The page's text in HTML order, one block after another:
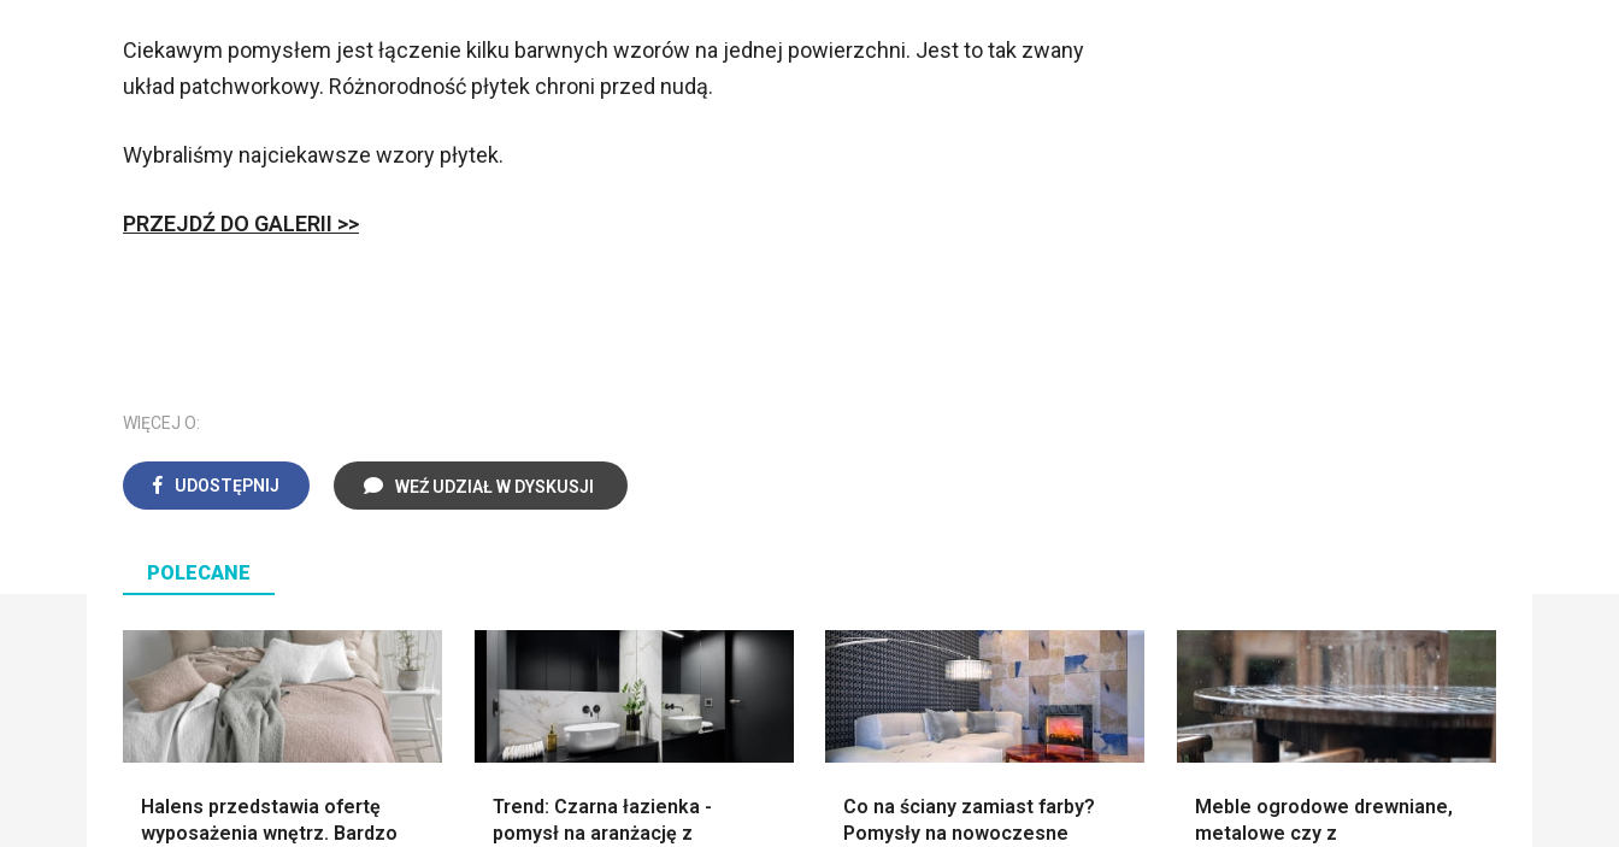
Ciekawym pomysłem jest łączenie kilku barwnych wzorów na jednej powierzchni. Jest to tak zwany
układ patchworkowy. Różnorodność płytek chroni przed nudą.
Wybraliśmy najciekawsze wzory płytek.
PRZEJDŹ DO GALERII >>
WIĘCEJ O:
UDOSTĘPNIJ WEŹ UDZIAŁ W DYSKUSJI
POLECANE
Halens przedstawia ofertę
wyposażenia wnętrz. Bardzo
Trend: Czarna łazienka -
pomysł na aranżację z
Co na ściany zamiast farby?
Pomysły na nowoczesne
Meble ogrodowe drewniane,
metalowe czy z